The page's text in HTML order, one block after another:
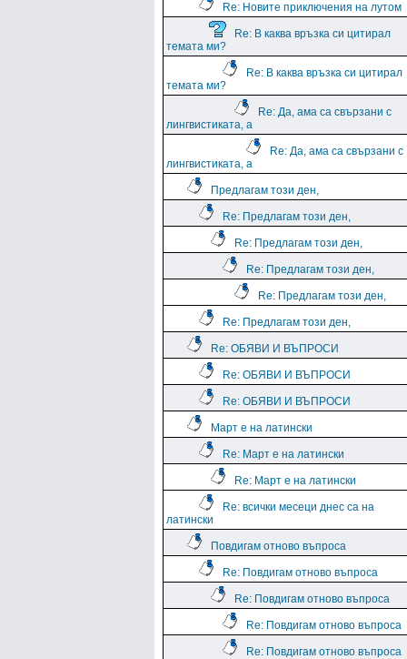
Re: Новите приключения на лутом
Re: В каква връзка си цитирал
темата ми?
Re: В каква връзка си цитирал
темата ми?
Re: Да, ама са свързани с
лингвистиката, а
Re: Да, ама са свързани с
лингвистиката, а
Предлагам този ден,
Re: Предлагам този ден,
Re: Предлагам този ден,
Re: Предлагам този ден,
Re: Предлагам този ден,
Re: Предлагам този ден,
Re: ОБЯВИ И ВЪПРОСИ
Re: ОБЯВИ И ВЪПРОСИ
Re: ОБЯВИ И ВЪПРОСИ
Март е на латински
Re: Март е на латински
Re: Март е на латински
Re: всички месеци днес са на
латински
Повдигам отново въпроса
Re: Повдигам отново въпроса
Re: Повдигам отново въпроса
Re: Повдигам отново въпроса
Re: Повдигам отново въпроса